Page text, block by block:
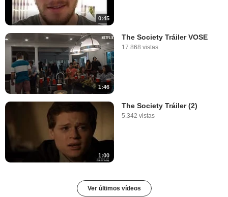
0:45
1:46
The Society Tráiler VOSE
17.868 vistas
1:00
The Society Tráiler (2)
5.342 vistas
Ver últimos vídeos